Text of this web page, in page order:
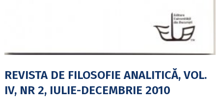
REVISTA DE FILOSOFIE ANALITICĂ, VOL.
IV, NR 2, IULIE-DECEMBRIE 2010